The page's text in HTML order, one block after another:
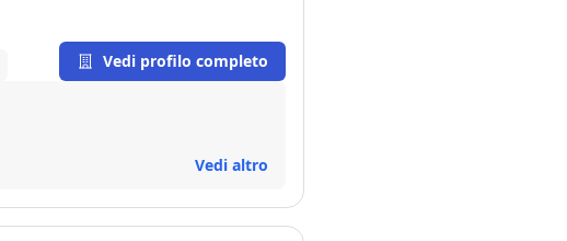
Vedi profilo completo
Vedi altro